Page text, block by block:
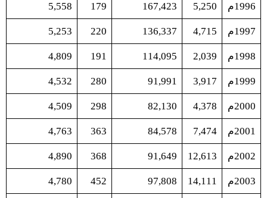
1996م 5,250
167,423
179
5,558
1997م 4,715
136,337
220
5,253
1998م 2,039
114,095
191
4,809
1999م 3,917
91,991
280
4,532
2000م 4,378
82,130
298
4,509
2001م 7,474
84,578
363
4,763
2002م 12,613
91,649
368
4,890
2003م 14,111
97,808
452
4,780